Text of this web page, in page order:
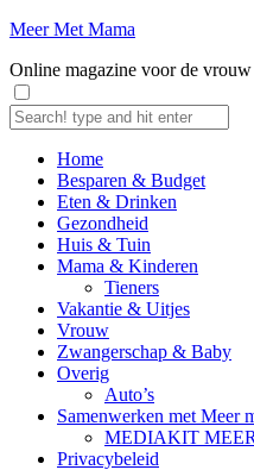
Meer Met Mama
Online magazine voor de
Home
Besparen & Budget
Eten & Drinken
Gezondheid
Huis & Tuin
Mama & Kinderen
Tieners
Vakantie & Uitjes
Vrouw
Zwangerschap & Baby
Overig
Auto’s
Samenwerken met Meer
MEDIAKIT
Privacybeleid